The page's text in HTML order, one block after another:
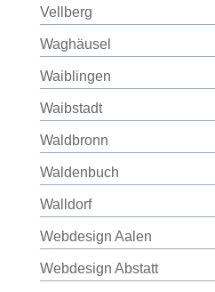
Vellberg
Waghäusel
Waiblingen
Waibstadt
Waldbronn
Waldenbuch
Walldorf
Webdesign Aalen
Webdesign Abstatt